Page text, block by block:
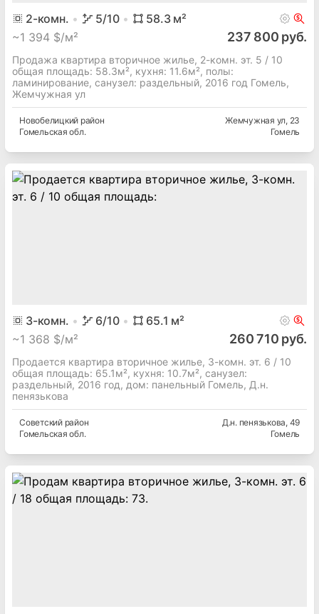
2-комн. 5/10 58.3м²
~1 394 $/м² 237 800 руб.
Продажа квартира вторичное жилье, 2-комн. эт. 5 / 10
общая площадь: 58.3м², кухня: 11.6м², полы:
ламинирование, cанузел: раздельный, 2016 год Гомель,
Жемчужная ул
Новобелицкий район
Гомельская обл.
Жемчужная ул, 23
Гомель
3-комн. 6/10 65.1 м²
~1 368 $/м² 260 710 руб.
Продается квартира вторичное жилье, 3-комн. эт. 6 / 10
общая площадь: 65.1м², кухня: 10.7м², cанузел:
раздельный, 2016 год, дом: панельный Гомель, Д.н.
пенязькова
Советскийрайон
Гомельская обл.
Д.н. пенязькова, 49
Гомель